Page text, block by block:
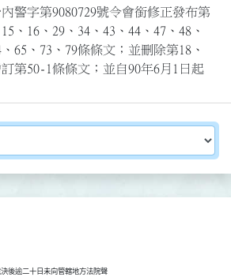
警字第9080729號令會銜修正發布第
、16、29、34、43、44、47、48、
65、73、79條條文；並刪除第18、
第50-1條條文；並自90年6月1日起
後逾二十日未向管轄地方法院聲